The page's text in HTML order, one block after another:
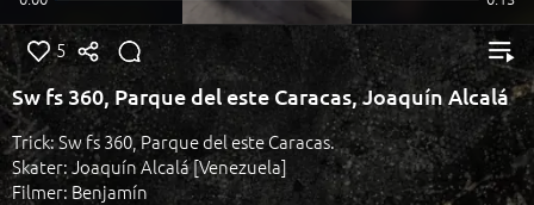
5
Sw fs 360, Parque del este Caracas, Joaquín Alcalá
Trick: Sw fs 360, Parque del este Caracas.
Skater: Joaquín Alcalá [Venezuela]
Filmer: Benjamín